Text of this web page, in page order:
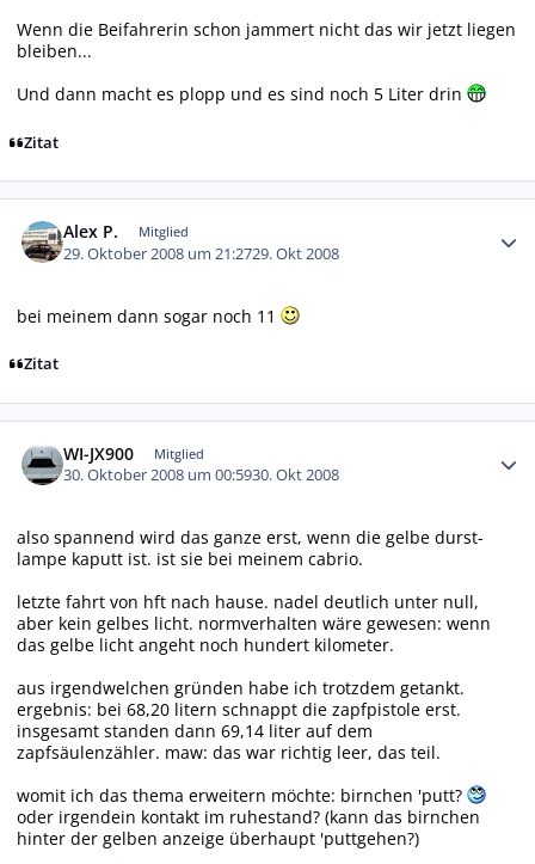
Wenn die Beifahrerin schon jammert nicht das wir jetzt liegen
bleiben...
Und dann macht es plopp und es sind noch 5 Liter drin
Zitat
Alex P. Mitglied
29. Oktober 2008 um 21:2729. Okt 2008
bei meinem dann sogar noch 11
Zitat
WI-JX900 Mitglied
30. Oktober 2008 um 00:5930. Okt 2008
also spannend wird das ganze erst, wenn die gelbe durst-
lampe kaputt ist. ist sie bei meinem cabrio.
letzte fahrt von hft nach hause. nadel deutlich unter null,
aber kein gelbes licht. normverhalten wäre gewesen: wenn
das gelbe licht angeht noch hundert kilometer.
aus irgendwelchen gründen habe ich trotzdem getankt.
ergebnis: bei 68,20 litern schnappt die zapfpistole erst.
insgesamt standen dann 69,14 liter auf dem
zapfsäulenzähler. maw: das war richtig leer, das teil.
womit ich das thema erweitern möchte: birnchen 'putt?
oder irgendein kontakt im ruhestand? (kann das birnchen
hinter der gelben anzeige überhaupt 'puttgehen?)